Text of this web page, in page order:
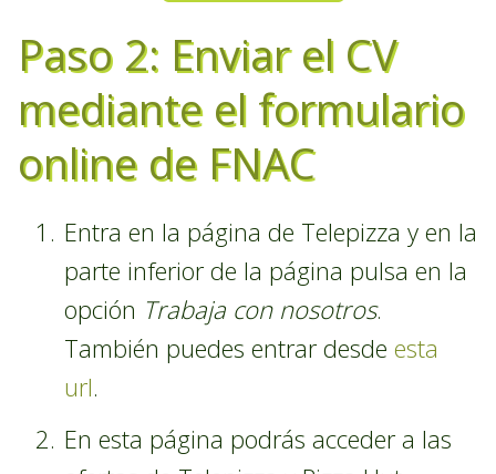
Paso 2: Enviar el CV
mediante el formulario
online de FNAC
Entra en la página de Telepizza y en la
parte inferior de la página pulsa en la
opción Trabaja con nosotros.
También puedes entrar desde esta
url.
En esta página podrás acceder a las